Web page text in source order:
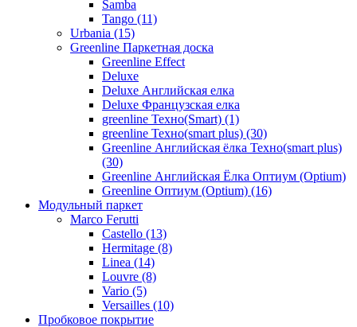
Samba
Tango (11)
Urbania (15)
Greenline Паркетная доска
Greenline Effect
Deluxe
Deluxe Английская елка
Deluxe Французская елка
greenline Техно(Smart) (1)
greenline Техно(smart plus) (30)
Greenline Английская ёлка Техно(smart plus)
(30)
Greenline Английская Ёлка Оптиум (Optium)
Greenline Оптиум (Optium) (16)
Модульный паркет
Marco Ferutti
Castello (13)
Hermitage (8)
Linea (14)
Louvre (8)
Vario (5)
Versailles (10)
Пробковое покрытие